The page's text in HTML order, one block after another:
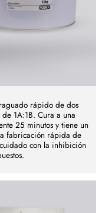
rápido de dos
1A:1B. Cura a una
25 minutos y tiene un
fabricación rápida de
con la inhibición